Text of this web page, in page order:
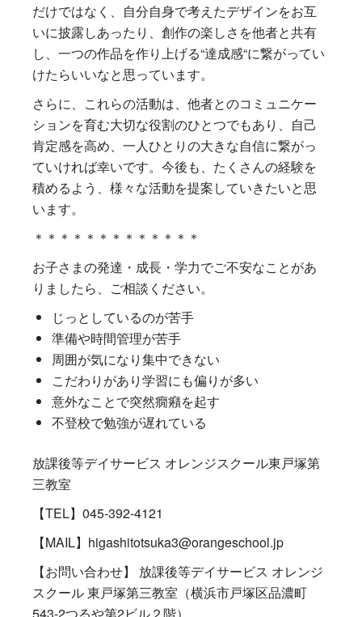
だけではなく、自分自身で考えたデザインをお互
いに披露しあったり、創作の楽しさを他者と共有
し、一つの作品を作り上げる“達成感“に繋がってい
けたらいいなと思っています。
さらに、これらの活動は、他者とのコミュニケー
ションを育む大切な役割のひとつでもあり、自己
肯定感を高め、一人ひとりの大きな自信に繋がっ
ていければ幸いです。今後も、たくさんの経験を
積めるよう、様々な活動を提案していきたいと思
います。
＊＊＊＊＊＊＊＊＊＊＊＊＊
お子さまの発達・成長・学力でご不安なことがあ
りましたら、ご相談ください。
じっとしているのが苦手
準備や時間管理が苦手
周囲が気になり集中できない
こだわりがあり学習にも偏りが多い
意外なことで突然癇癪を起す
不登校で勉強が遅れている
放課後等デイサービス オレンジスクール東戸塚第
三教室
【TEL】045-392-4121
【MAIL】higashitotsuka3@orangeschool.jp
【お問い合わせ】 放課後等デイサービス オレンジ
スクール 東戸塚第三教室（横浜市戸塚区品濃町